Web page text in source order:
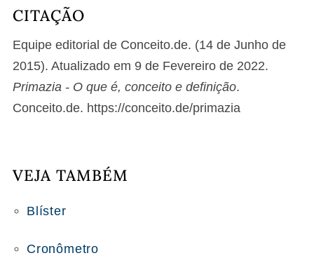
CITAÇÃO
Equipe editorial de Conceito.de. (14 de Junho de
2015). Atualizado em 9 de Fevereiro de 2022.
Primazia - O que é, conceito e definição.
Conceito.de. https://conceito.de/primazia
VEJA TAMBÉM
Blíster
Cronômetro